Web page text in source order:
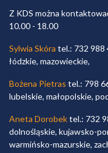
Z KDS można
10.00 - 18.00
Sylwia Skóra tel.: 732 988
łódzkie, mazowieckie,
Bożena Pietras tel.: 798
lubelskie, małopolskie,
Aneta Dorobektel.: 732
dolnośląskie, kujawsko-
warmińsko-mazurskie,